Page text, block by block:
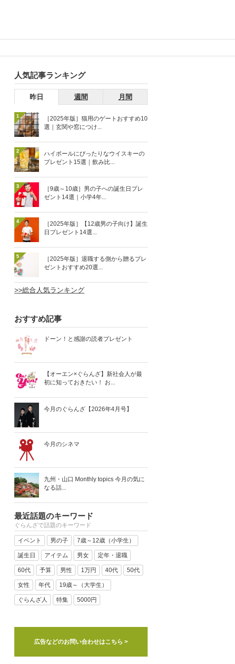
人気記事ランキング
昨日 週間 月間
1
［2025年版］猫用のゲートおすすめ10
選｜玄関や窓につけ...
2
ハイボールにぴったりなウイスキーの
プレゼント15選｜飲み比...
3
［9歳～10歳］男の子への誕生日プレ
ゼント14選｜小学4年...
4
［2025年版］【12歳男の子向け】誕生
日プレゼント14選...
5
［2025年版］退職する側から贈るプレ
ゼントおすすめ20選...
>>総合人気ランキング
おすすめ記事
ドーン！と感謝の読者プレゼント
【オーエン×ぐらんざ】新社会人が最
初に知っておきたい！ お...
今月のぐらんざ【2026年4月号】
今月のシネマ
九州・山口 Monthly topics 今月の気に
なる話...
最近話題のキーワード
ぐらんざで話題のキーワード
イベント 男の子 7歳～12歳（小学生）
誕生日 アイテム 男女 定年・退職
60代 予算 男性 1万円 40代 50代
女性 年代 19歳～（大学生）
ぐらんざ人 特集 5000円
広告などのお問い合わせはこちら >